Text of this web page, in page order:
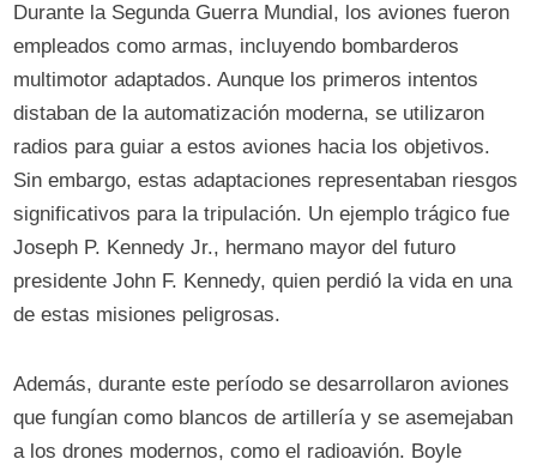
Durante la Segunda Guerra Mundial, los aviones fueron
empleados como armas, incluyendo bombarderos
multimotor adaptados. Aunque los primeros intentos
distaban de la automatización moderna, se utilizaron
radios para guiar a estos aviones hacia los objetivos.
Sin embargo, estas adaptaciones representaban riesgos
significativos para la tripulación. Un ejemplo trágico fue
Joseph P. Kennedy Jr., hermano mayor del futuro
presidente John F. Kennedy, quien perdió la vida en una
de estas misiones peligrosas.
Además, durante este período se desarrollaron aviones
que fungían como blancos de artillería y se asemejaban
a los drones modernos, como el radioavión. Boyle